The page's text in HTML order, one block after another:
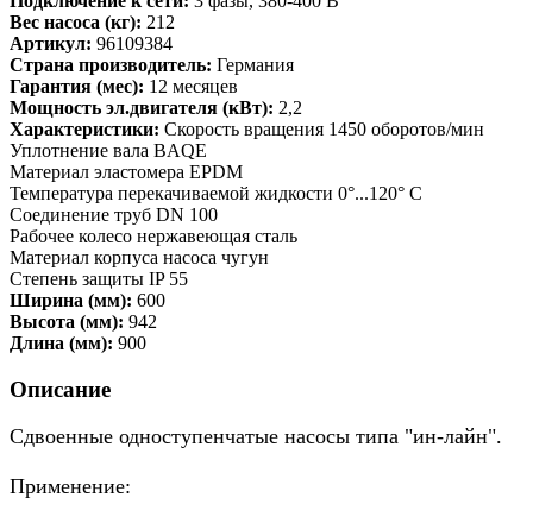
Вес насоса (кг): 212
Артикул: 96109384
Страна производитель: Германия
Гарантия (мес): 12 месяцев
Мощность эл.двигателя (кВт): 2,2
Характеристики: Скорость вращения 1450 оборотов/мин
Уплотнение вала BAQE
Материал эластомера EPDM
Температура перекачиваемой жидкости 0°...120° C
Соединение труб DN 100
Рабочее колесо нержавеющая сталь
Материал корпуса насоса чугун
Степень защиты IP 55
Ширина (мм): 600
Высота (мм): 942
Длина (мм): 900
Описание
Сдвоенные одноступенчатые насосы типа "ин-лайн".
Применение: